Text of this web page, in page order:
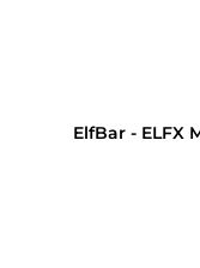
ElfBar - ELFX